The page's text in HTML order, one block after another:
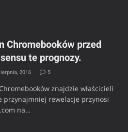
Chromebooków przed
te prognozy.
2016 5
znajdzie właścicieli
przynajmniej rewelacje przynosi
na…